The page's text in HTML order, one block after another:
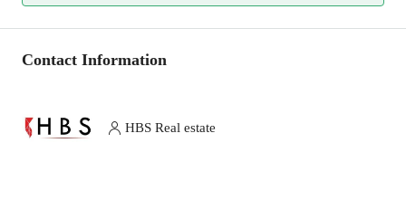
Contact Information
HBS Real estate